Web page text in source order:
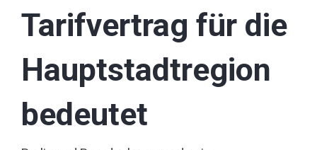
Tarifvertrag für die
Hauptstadtregion
bedeutet